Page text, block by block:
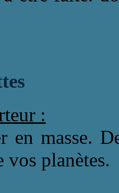
:
en masse.
vos planètes.